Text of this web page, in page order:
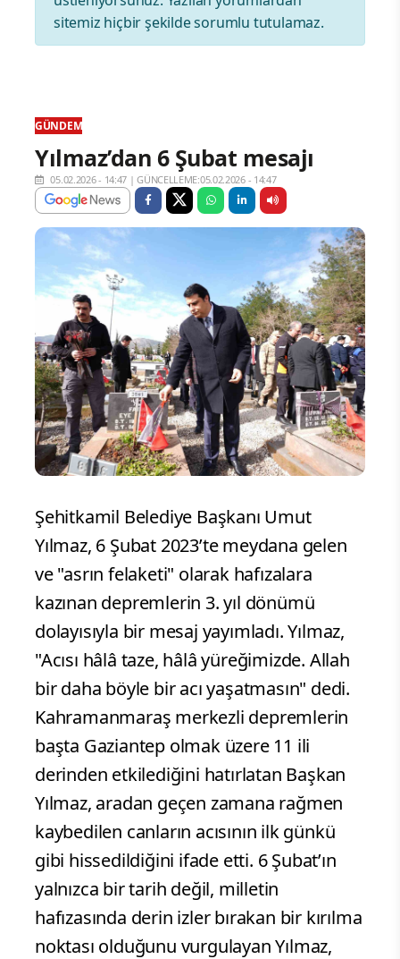
sitemiz hiçbir şekilde sorumlu tutulamaz.
GÜNDEM
Yılmaz’dan 6 Şubat mesajı
05.02.2026 - 14:47 |GÜNCELLEME:05.02.2026 - 14:47
Şehitkamil Belediye Başkanı Umut
Yılmaz, 6 Şubat 2023’te meydana gelen
ve "asrın felaketi" olarak hafızalara
kazınan depremlerin 3. yıl dönümü
dolayısıyla bir mesaj yayımladı. Yılmaz,
"Acısı hâlâ taze, hâlâ yüreğimizde. Allah
bir daha böyle bir acı yaşatmasın" dedi.
Kahramanmaraş merkezli depremlerin
başta Gaziantep olmak üzere 11 ili
derinden etkilediğini hatırlatan Başkan
Yılmaz, aradan geçen zamana rağmen
kaybedilen canların acısının ilk günkü
gibi hissedildiğini ifade etti. 6 Şubat’ın
yalnızca bir tarih değil, milletin
hafızasında derin izler bırakan bir kırılma
noktası olduğunu vurgulayan Yılmaz,